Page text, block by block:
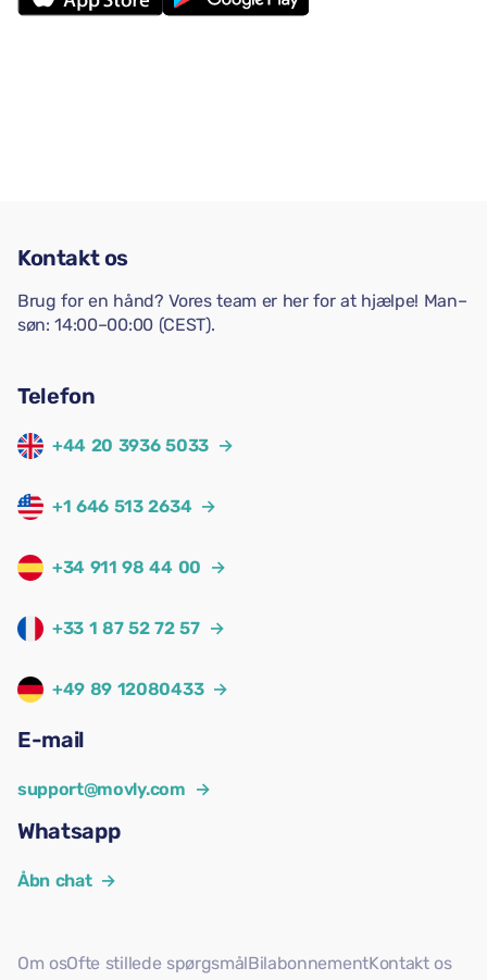
Kontakt os
Brug for en hånd? Vores team er her for at hjælpe! Man–
søn: 14:00–00:00 (CEST).
Telefon
+44 20 3936 5033 →
+1 646 513 2634 →
+34 911 98 44 00 →
+33 1 87 52 72 57 →
+49 89 12080433 →
E-mail
support@movly.com →
Whatsapp
Åbn chat →
Om osOfte stillede spørgsmålBilabonnementKontakt os